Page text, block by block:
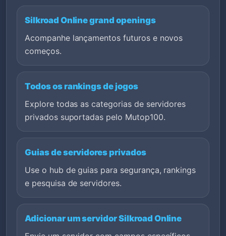
Silkroad Online grand openings
Acompanhe lançamentos futuros e novos
começos.
Todos os rankings de jogos
Explore todas as categorias de servidores
privados suportadas pelo Mutop100.
Guias de servidores privados
Use o hub de guias para segurança, rankings
e pesquisa de servidores.
Adicionar um servidor Silkroad Online